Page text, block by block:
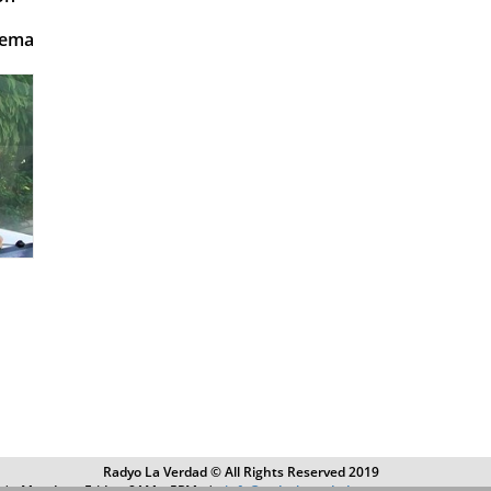
Radyo La Verdad © All Rights Reserved 2019